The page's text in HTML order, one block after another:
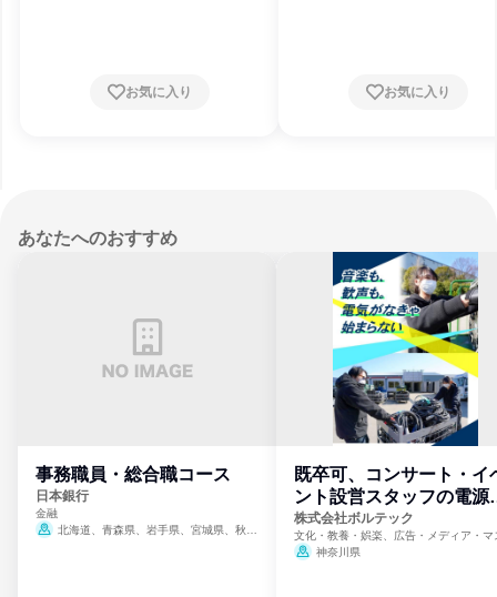
山口県、徳島県、香川県、愛媛県、高知県、
お気に入り
山口県、徳島県、香川県、愛媛県、高
お気に入り
あなたへのおすすめ
事務職員・総合職コース
日本銀行
金融
北海道、青森県、岩手県、宮城県、秋田
既卒可、コンサート・イ
ント設営スタッフの電源
門
株式会社ボルテック
文化・教養・娯楽、広告・メディア・マ
ミ、電力・ガス・水道・エネルギー
神奈川県